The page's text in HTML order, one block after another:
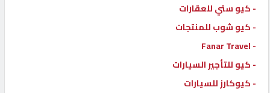
- كيو ستي للعقارات
- كيو شوب للمنتجات
- Fanar Travel
- كيو للتأجير السيارات
- كيوكارز للسيارات